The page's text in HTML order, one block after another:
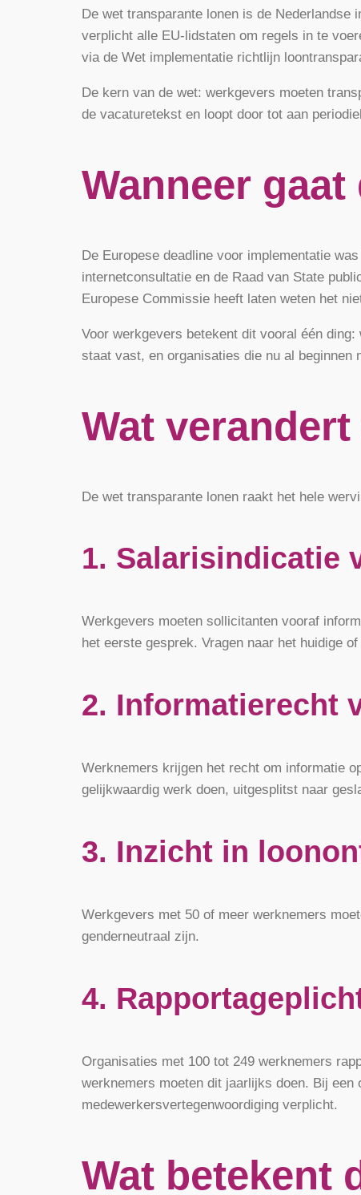
De wet transparante lonen is de
verplicht alle EU-lidstaten om regels in te
via de Wet implementatie richtlijn
De kern van de wet: werkgevers moeten
de vacaturetekst en loopt door tot aan
Wanneer
De Europese deadline voor implementatie
internetconsultatie en de Raad van State
Europese Commissie heeft laten weten het
Voor werkgevers betekent dit vooral één
staat vast, en organisaties die nu al beginnen
Wat
De wet transparante lonen raakt het hele
1. Salarisindicatie
Werkgevers moeten sollicitanten vooraf
het eerste gesprek. Vragen naar het huidige
2. Informatierecht
Werknemers krijgen het recht om informatie
gelijkwaardig werk doen, uitgesplitst naar
3. Inzicht in
Werkgevers met 50 of meer werknemers
genderneutraal zijn.
4.
Organisaties met 100 tot 249 werknemers
werknemers moeten dit jaarlijks doen. Bij
medewerkersvertegenwoordiging verplicht.
Wat betekent